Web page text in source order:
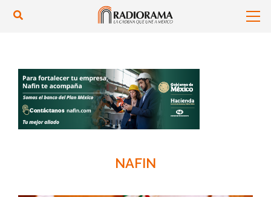
NAFIN